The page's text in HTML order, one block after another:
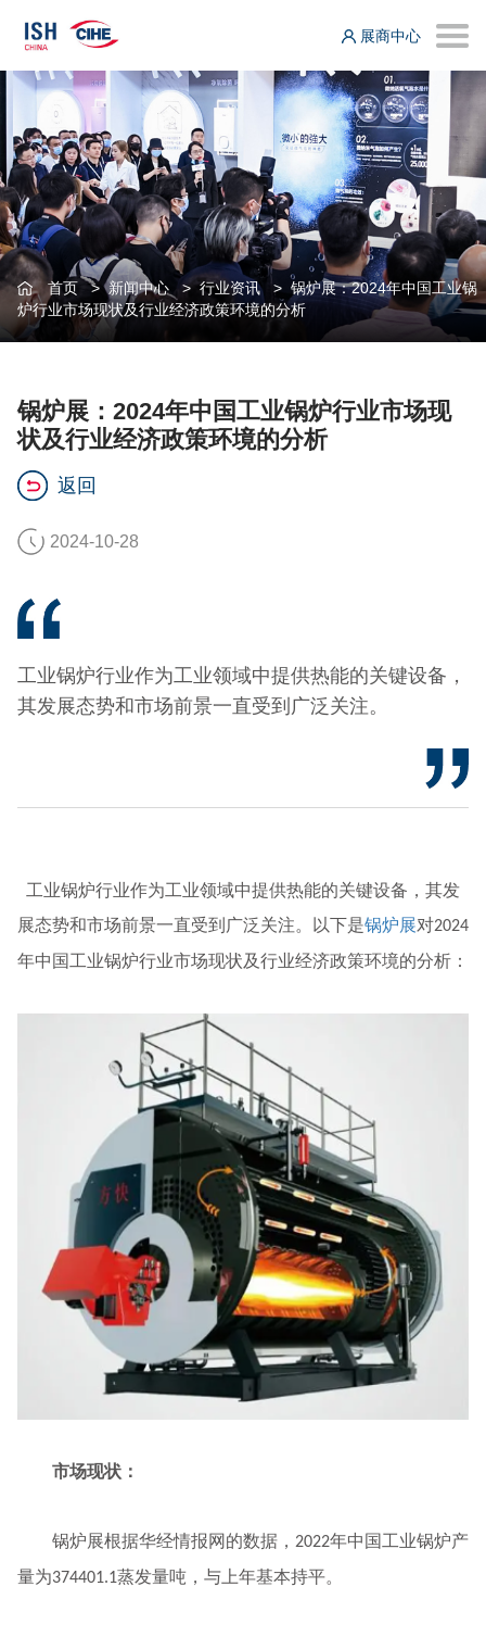
展商中心
首页>新闻中心>行业资讯> 锅炉展：2024年中国工业锅
炉行业市场现状及行业经济政策环境的分析
锅炉展：2024年中国工业锅炉行业市场现
状及行业经济政策环境的分析
返回
2024-10-28
工业锅炉行业作为工业领域中提供热能的关键设备，
其发展态势和市场前景一直受到广泛关注。
工业锅炉行业作为工业领域中提供热能的关键设备，其发
展态势和市场前景一直受到广泛关注。以下是锅炉展对2024
年中国工业锅炉行业市场现状及行业经济政策环境的分析：
市场现状：
锅炉展根据华经情报网的数据， 2022年中国工业锅炉产
量为374401.1蒸发量吨，与上年基本持平。